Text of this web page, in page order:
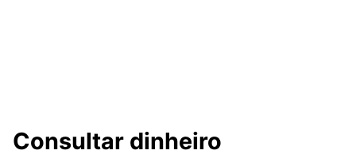
Consultar dinheiro